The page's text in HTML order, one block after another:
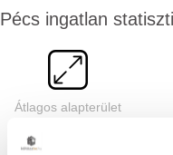
Pécs ingatlan
Átlagos alapterület